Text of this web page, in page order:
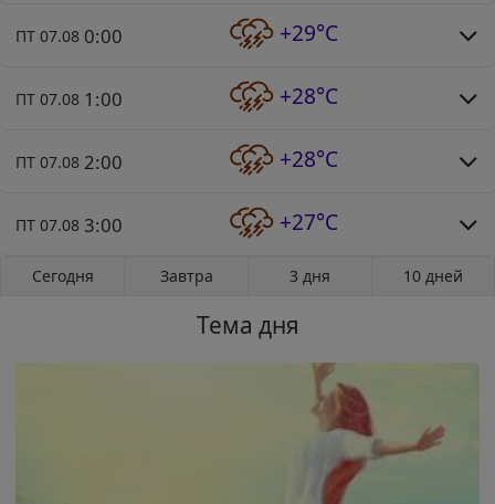
ПТ 07.08 0:00 +29°C
ПТ 07.08 1:00 +28°C
ПТ 07.08 2:00 +28°C
ПТ 07.08 3:00 +27°C
Сегодня Завтра 3 дня 10 дней
Тема дня